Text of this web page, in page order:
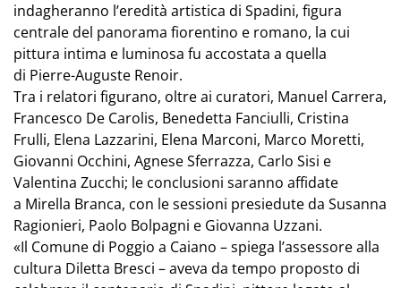
indagheranno l’eredità artistica di Spadini, figura
centrale del panorama fiorentino e romano, la cui
pittura intima e luminosa fu accostata a quella
di Pierre-Auguste Renoir.
Tra i relatori figurano, oltre ai curatori, Manuel Carrera,
Francesco De Carolis, Benedetta Fanciulli, Cristina
Frulli, Elena Lazzarini, Elena Marconi, Marco Moretti,
Giovanni Occhini, Agnese Sferrazza, Carlo Sisi e
Valentina Zucchi; le conclusioni saranno affidate
a Mirella Branca, con le sessioni presiedute da Susanna
Ragionieri, Paolo Bolpagni e Giovanna Uzzani.
«Il Comune di Poggio a Caiano – spiega l’assessore alla
cultura Diletta Bresci – aveva da tempo proposto di